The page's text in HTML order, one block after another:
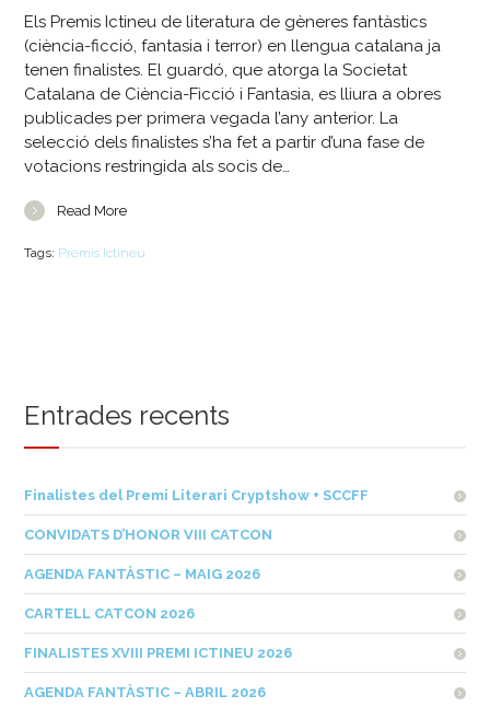
Els Premis Ictineu de literatura de gèneres fantàstics
(ciència-ficció, fantasia i terror) en llengua catalana ja
tenen finalistes. El guardó, que atorga la Societat
Catalana de Ciència-Ficció i Fantasia, es lliura a obres
publicades per primera vegada l’any anterior. La
selecció dels finalistes s’ha fet a partir d’una fase de
votacions restringida als socis de…
Read More
Tags: Premis Ictineu
Entrades recents
Finalistes del Premi Literari Cryptshow + SCCFF
CONVIDATS D’HONOR VIII CATCON
AGENDA FANTÀSTIC – MAIG 2026
CARTELL CATCON 2026
FINALISTES XVIII PREMI ICTINEU 2026
AGENDA FANTÀSTIC – ABRIL 2026